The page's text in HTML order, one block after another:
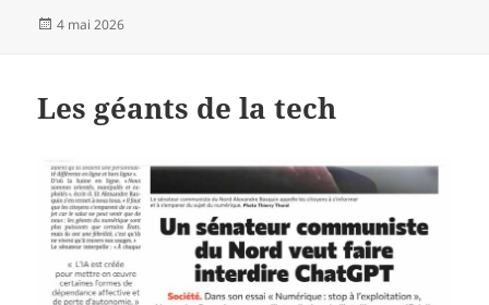
Publié
4 mai 2026
Les géants de la tech